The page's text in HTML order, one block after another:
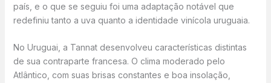
país, e o que se seguiu foi uma adaptação notável que
redefiniu tanto a uva quanto a identidade vinícola uruguaia.
No Uruguai, a Tannat desenvolveu características distintas
de sua contraparte francesa. O clima moderado pelo
Atlântico, com suas brisas constantes e boa insolação,